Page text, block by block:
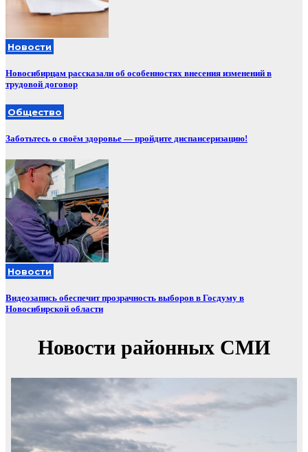
Новости
Новосибирцам рассказали об особенностях внесения изменений в
трудовой договор
Общество
Заботьтесь о своём здоровье — пройдите диспансеризацию!
Новости
Видеозапись обеспечит прозрачность выборов в Госдуму в
Новосибирской области